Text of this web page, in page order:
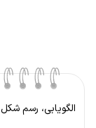
الگویابی، رسم شکل